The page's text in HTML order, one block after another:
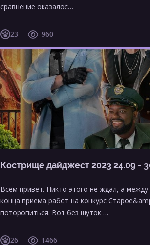
сравнение оказалос…
23 960
Кострище дайджест 2023 24.09 -
Всем привет. Никто этого не ждал, а
конца приема работ на конкурс
поторопиться. Вот без шуток …
26 1466